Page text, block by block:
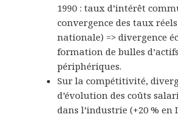
1990 : taux d’intérêt
convergence des taux
nationale) => divergence
formation de bulles
périphériques.
Sur la compétitivité,
d’évolution des coûts
dans l’industrie (+20 % en